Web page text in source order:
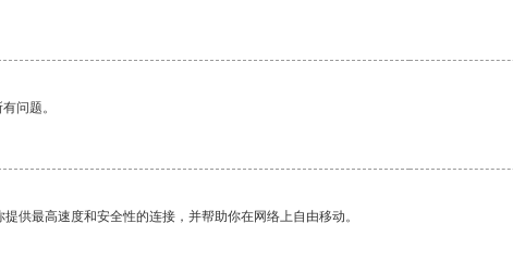
问题。
供最高速度和安全性的连接，并帮助你在网络上自由移动。